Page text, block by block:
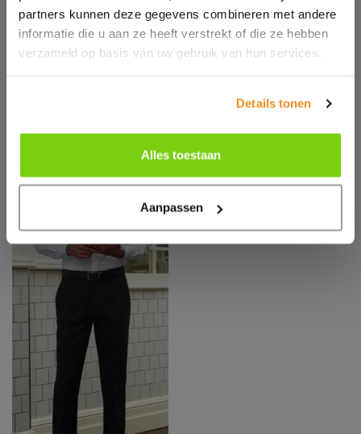
partners kunnen deze gegevens combineren met andere
informatie die u aan ze heeft verstrekt of die ze hebben
verzameld op basis van uw gebruik van hun services.
Details tonen
Alles toestaan
Aanpassen
NEOBLU Gustave
OLYMPIA